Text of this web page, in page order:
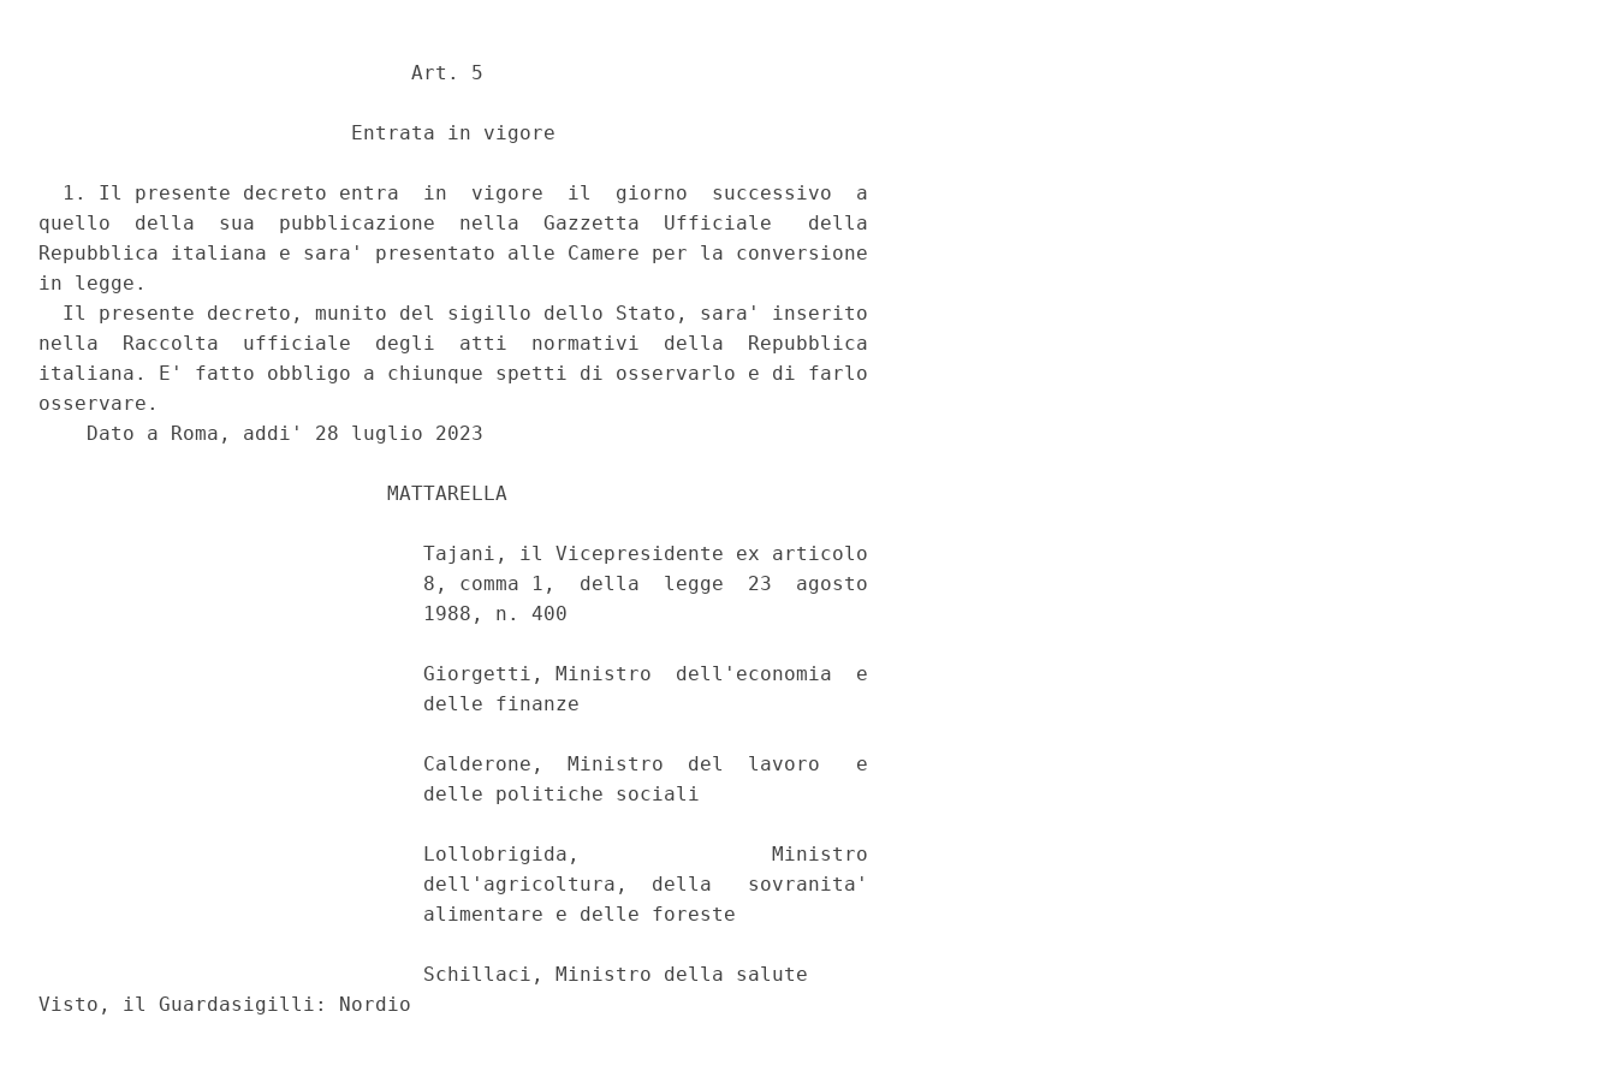
                               Art. 5
                          Entrata in vigore
  1. Il presente decreto entra  in  vigore  il  giorno  successivo  a
quello  della  sua  pubblicazione  nella  Gazzetta  Ufficiale   della
Repubblica italiana e sara' presentato alle Camere per la conversione
in legge.
  Il presente decreto, munito del sigillo dello Stato, sara' inserito
nella  Raccolta  ufficiale  degli  atti  normativi  della  Repubblica
italiana. E' fatto obbligo a chiunque spetti di osservarlo e di farlo
osservare.
    Dato a Roma, addi' 28 luglio 2023
                             MATTARELLA
                                Tajani, il Vicepresidente ex articolo
                                8, comma 1,  della  legge  23  agosto
                                1988, n. 400
                                Giorgetti, Ministro  dell'economia  e
                                delle finanze
                                Calderone,  Ministro  del  lavoro   e
                                delle politiche sociali
                                Lollobrigida,                Ministro
                                dell'agricoltura,  della   sovranita'
                                alimentare e delle foreste
                                Schillaci, Ministro della salute